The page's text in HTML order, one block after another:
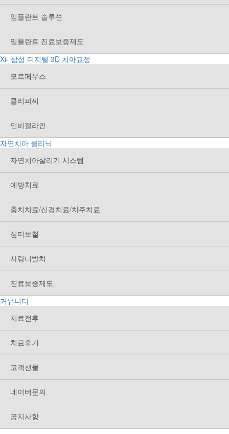
임플란트 솔루션
임플란트 진료보증제도
Xi- 삼성 디지털 3D 치아교정
모르페우스
클리피씨
인비절라인
자연치아 클리닉
자연치아살리기 시스템
예방치료
충치치료/신경치료/치주치료
심미보철
사랑니발치
진료보증제도
커뮤니티
치료전후
치료후기
고객선물
네이버문의
공지사항